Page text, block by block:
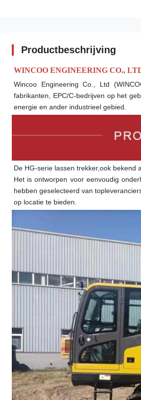
Productbeschrijving
WINCOO ENGINEERING CO.,
Wincoo Engineering Co., Ltd
fabrikanten, EPC/C-bedrijven op het
energie en ander industrieel gebied.
De HG-serie lassen trekker,ook bekend
Het is ontworpen voor eenvoudig
hebben geselecteerd van
op locatie te bieden.